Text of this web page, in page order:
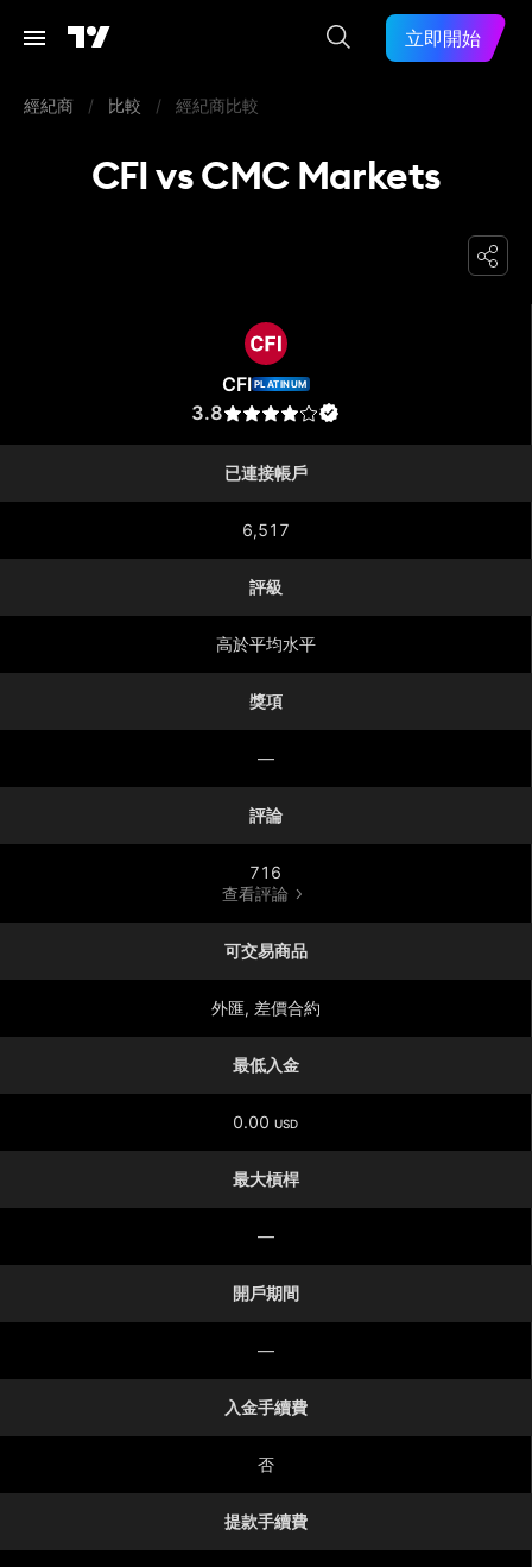
立即開始
經紀商 / 比較 / 經紀商比較
CFI vs CMC Markets
CFI PLATINUM
3.8
已連接帳戶
6,517
評級
高於平均水平
獎項
—
評論
716
查看評論
可交易商品
外匯, 差價合約
最低入金
0.00 USD
最大槓桿
—
開戶期間
—
入金手續費
否
提款手續費